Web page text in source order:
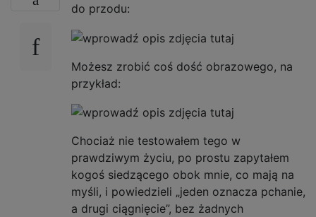
do przodu:
Możesz zrobić coś dość obrazowego, na
przykład:
Chociaż nie testowałem tego w
prawdziwym życiu, po prostu zapytałem
kogoś siedzącego obok mnie, co mają na
myśli, i powiedzieli „jeden oznacza pchanie,
a drugi ciągnięcie”, bez żadnych